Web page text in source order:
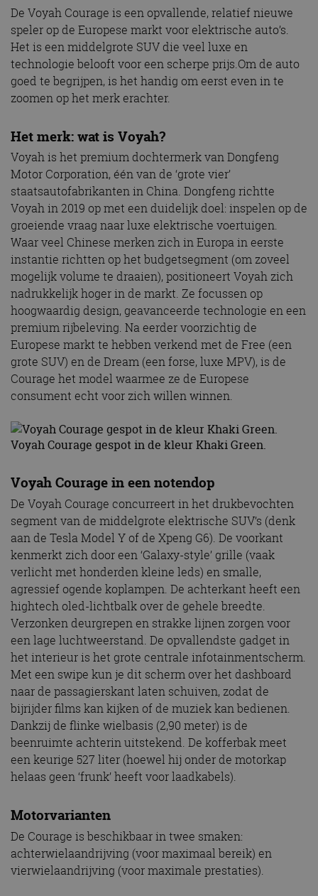
De Voyah Courage is een opvallende, relatief nieuwe
speler op de Europese markt voor elektrische auto’s.
Het is een middelgrote SUV die veel luxe en
technologie belooft voor een scherpe prijs.Om de auto
goed te begrijpen, is het handig om eerst even in te
zoomen op het merk erachter.
Het merk: wat is Voyah?
Voyah is het premium dochtermerk van Dongfeng
Motor Corporation, één van de ‘grote vier’
staatsautofabrikanten in China. Dongfeng richtte
Voyah in 2019 op met een duidelijk doel: inspelen op de
groeiende vraag naar luxe elektrische voertuigen.
Waar veel Chinese merken zich in Europa in eerste
instantie richtten op het budgetsegment (om zoveel
mogelijk volume te draaien), positioneert Voyah zich
nadrukkelijk hoger in de markt. Ze focussen op
hoogwaardig design, geavanceerde technologie en een
premium rijbeleving. Na eerder voorzichtig de
Europese markt te hebben verkend met de Free (een
grote SUV) en de Dream (een forse, luxe MPV), is de
Courage het model waarmee ze de Europese
consument echt voor zich willen winnen.
Voyah Courage gespot in de kleur Khaki Green.
Voyah Courage in een notendop
De Voyah Courage concurreert in het drukbevochten
segment van de middelgrote elektrische SUV’s (denk
aan de Tesla Model Y of de Xpeng G6). De voorkant
kenmerkt zich door een ‘Galaxy-style’ grille (vaak
verlicht met honderden kleine leds) en smalle,
agressief ogende koplampen. De achterkant heeft een
hightech oled-lichtbalk over de gehele breedte.
Verzonken deurgrepen en strakke lijnen zorgen voor
een lage luchtweerstand. De opvallendste gadget in
het interieur is het grote centrale infotainmentscherm.
Met een swipe kun je dit scherm over het dashboard
naar de passagierskant laten schuiven, zodat de
bijrijder films kan kijken of de muziek kan bedienen.
Dankzij de flinke wielbasis (2,90 meter) is de
beenruimte achterin uitstekend. De kofferbak meet
een keurige 527 liter (hoewel hij onder de motorkap
helaas geen ‘frunk’ heeft voor laadkabels).
Motorvarianten
De Courage is beschikbaar in twee smaken:
achterwielaandrijving (voor maximaal bereik) en
vierwielaandrijving (voor maximale prestaties).